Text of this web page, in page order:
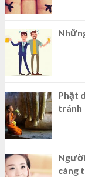
Phật
tránh
càng